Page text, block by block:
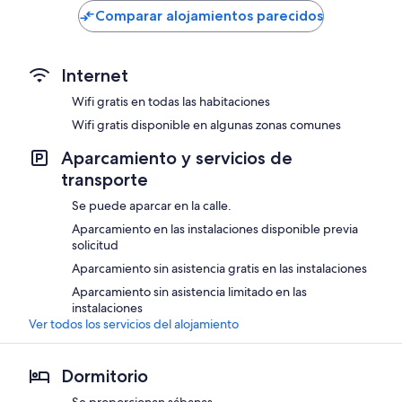
de
403 €
Comparar alojamientos parecidos
Internet
Wifi gratis en todas las habitaciones
Wifi gratis disponible en algunas zonas comunes
Aparcamiento y servicios de
transporte
Se puede aparcar en la calle.
Aparcamiento en las instalaciones disponible previa
solicitud
Aparcamiento sin asistencia gratis en las instalaciones
Aparcamiento sin asistencia limitado en las
instalaciones
Ver todos los servicios del alojamiento
Dormitorio